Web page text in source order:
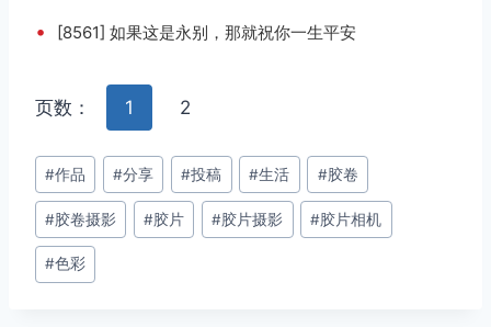
• [8561] 如果这是永别，那就祝你一生平安
页数： 1 2
文
章
标
签：
#作品 #分享 #投稿 #生活 #胶卷
#胶卷摄影 #胶片 #胶片摄影 #胶片相机
#色彩